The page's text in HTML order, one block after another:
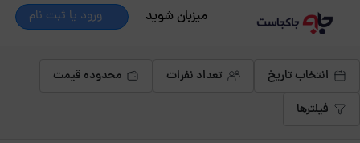
میزبان شوید ورود یا ثبت نام
انتخاب تاریخ تعداد نفرات
محدوده قیمت
فیلترها